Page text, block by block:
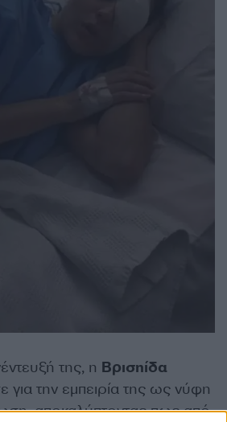
της, η Βρισηίδα
για την εμπειρία της ως νύφη
αποκαλύπτοντας πως από